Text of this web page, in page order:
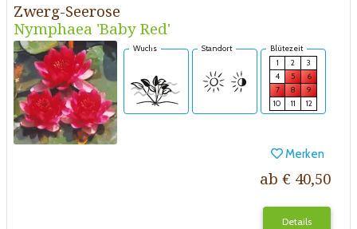
Zwerg-Seerose
Nymphaea 'Baby Red'
Wuchs Standort
Blütezeit
1
2
3
4
5
6
7
8
9
10
11 12
Merken
ab € 40,50
Details